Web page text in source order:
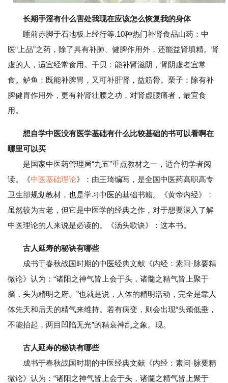
长期手淫有什么害处我现在应该怎么恢复我的身体
睡前赤脚于石地板上经行等.10种热门补肾食品山药：中
医“上品”之药，除了具有补肺、健脾作用外，还能益肾填精。肾
虚的人，适宜经常食用。干贝：能补肾滋阴，肾阴虚者宜常
食。鲈鱼：既能补脾胃，又可补肝肾，益筋骨。栗子：除有补
脾健胃作用外，更有补肾壮腰之功，对肾虚腰痛者，最宜食
用。
想自学中医没有医学基础有什么比较基础的书可以看啊在
哪里可以买
是国家中医药管理局“九五”重点教材之一，适合初学者阅
读。《中医基础理论》：由王琦编写，是全国中医药高职高专
卫生部规划教材，也是学习中医的基础书籍。《黄帝内经》：
虽然较为古老，但它是中医学的经典之作，对于想要深入了解
中医理论的人来说是必读的。《汤头歌诀》：这本书。
古人延寿的秘诀有哪些
成书于春秋战国时期的中医经典文献《内经：素问·脉要精
微论》认为：“诸阳之神气皆上会于头，诸髓之精气皆上聚于
脑，头为精明之府。”也就是说，人体的精明活动，完全是靠人
体先天和后天的精气来维持。若有病变，则会出现“头颈低垂，
不能抬起，两目凹陷无光”的精衰神乱之象。现。
古人延寿的秘诀有哪些
成书于春秋战国时期的中医经典文献《内经：素问·脉要精
微论》认为：“诸阳之神气皆上会于头，诸髓之精气皆上聚于